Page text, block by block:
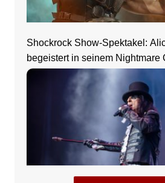
Shockrock Show-Spektakel:
begeistert in seinem Nightmare